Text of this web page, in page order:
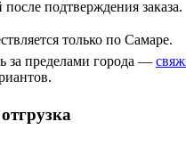
подтверждения заказа.
только по Самаре.
за пределами города —